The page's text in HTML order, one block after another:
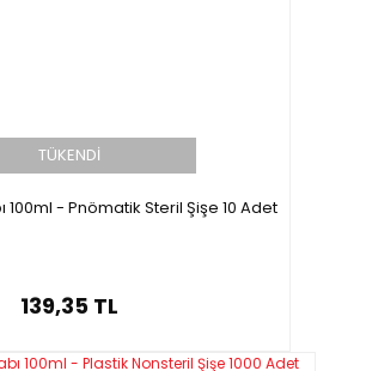
TÜKENDİ
100ml - Pnömatik Steril Şişe 10 Adet
139,35 TL